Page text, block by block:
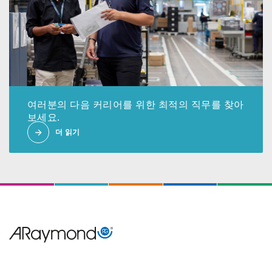
여러분의 다음 커리어를 위한 최적의 직무를 찾아
보세요.
더 읽기